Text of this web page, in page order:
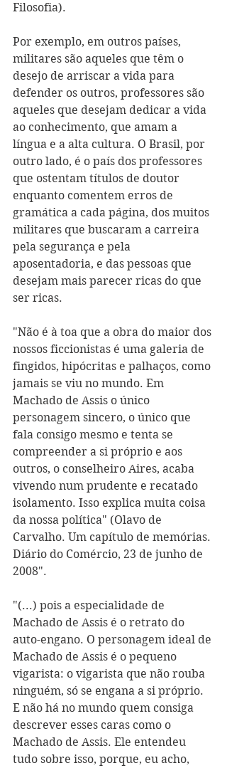
Filosofia).
Por exemplo, em outros países,
militares são aqueles que têm o
desejo de arriscar a vida para
defender os outros, professores são
aqueles que desejam dedicar a vida
ao conhecimento, que amam a
língua e a alta cultura. O Brasil, por
outro lado, é o país dos professores
que ostentam títulos de doutor
enquanto comentem erros de
gramática a cada página, dos muitos
militares que buscaram a carreira
pela segurança e pela
aposentadoria, e das pessoas que
desejam mais parecer ricas do que
ser ricas.
"Não é à toa que a obra do maior dos
nossos ficcionistas é uma galeria de
fingidos, hipócritas e palhaços, como
jamais se viu no mundo. Em
Machado de Assis o único
personagem sincero, o único que
fala consigo mesmo e tenta se
compreender a si próprio e aos
outros, o conselheiro Aires, acaba
vivendo num prudente e recatado
isolamento. Isso explica muita coisa
da nossa política" (Olavo de
Carvalho. Um capítulo de memórias.
Diário do Comércio, 23 de junho de
2008".
"(...) pois a especialidade de
Machado de Assis é o retrato do
auto-engano. O personagem ideal de
Machado de Assis é o pequeno
vigarista: o vigarista que não rouba
ninguém, só se engana a si próprio.
E não há no mundo quem consiga
descrever esses caras como o
Machado de Assis. Ele entendeu
tudo sobre isso, porque, eu acho,